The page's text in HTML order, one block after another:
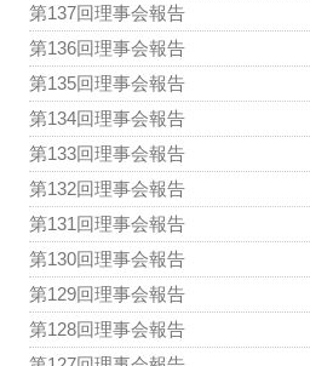
第137回理事会報告
第136回理事会報告
第135回理事会報告
第134回理事会報告
第133回理事会報告
第132回理事会報告
第131回理事会報告
第130回理事会報告
第129回理事会報告
第128回理事会報告